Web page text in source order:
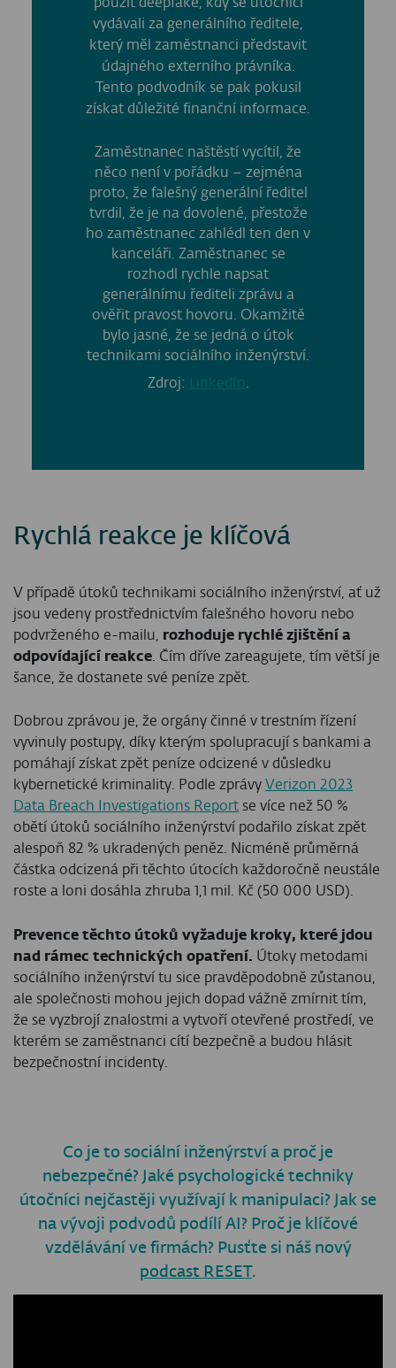
vydávali za generálního ředitele,
který měl zaměstnanci představit
údajného externího právníka.
Tento podvodník se pak pokusil
získat důležité finanční informace.
Zaměstnanec naštěstí vycítil, že
něco není v pořádku – zejména
proto, že falešný generální ředitel
tvrdil, že je na dovolené, přestože
ho zaměstnanec zahlédl ten den v
kanceláři. Zaměstnanec se
rozhodl rychle napsat
generálnímu řediteli zprávu a
ověřit pravost hovoru. Okamžitě
bylo jasné, že se jedná o útok
technikami sociálního inženýrství.
Zdroj:
.
Rychlá reakce je klíčová
V případě útoků technikami sociálního inženýrství, ať už
jsou vedeny prostřednictvím falešného hovoru nebo
podvrženého e-mailu, rozhoduje rychlé zjištění a
odpovídající reakce . Čím dříve zareagujete, tím větší je
šance, že dostanete své peníze zpět.
Dobrou zprávou je, že orgány činné v trestním řízení
vyvinuly postupy, díky kterým spolupracují s bankami a
pomáhají získat zpět peníze odcizené v důsledku
kybernetické kriminality. Podle zprávy Verizon 2023
Data Breach Investigations Report se více než 50 %
obětí útoků sociálního inženýrství podařilo získat zpět
alespoň 82 % ukradených peněz. Nicméně průměrná
částka odcizená při těchto útocích každoročně neustále
roste a loni dosáhla zhruba 1,1 mil. Kč (50 000 USD).
Prevence těchto útoků vyžaduje kroky, které jdou
nad rámec technických opatření. Útoky metodami
sociálního inženýrství tu sice pravděpodobně zůstanou,
ale společnosti mohou jejich dopad vážně zmírnit tím,
že se vyzbrojí znalostmi a vytvoří otevřené prostředí, ve
kterém se zaměstnanci cítí bezpečně a budou hlásit
bezpečnostní incidenty.
Co je to sociální inženýrství a proč je
nebezpečné? Jaké psychologické techniky
útočníci nejčastěji využívají k manipulaci? Jak se
na vývoji podvodů podílí AI? Proč je klíčové
vzdělávání ve firmách? Pusťte si náš nový
podcast RESET.